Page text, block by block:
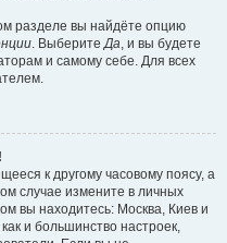
разделе вы найдёте опцию
. ВыберитеДа, и вы будете
и самому себе. Для всех
к другому часовому поясу, а
случае измените в личных
вы находитесь: Москва, Киев и
и большинство настроек,